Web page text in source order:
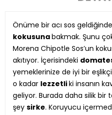
Önüme bir acı sos
kokusunabakmak. Şunu
Morena Chipotle Sos’un
akıtıyor. İçerisindeki
yemeklerinize de iyi bir
o kadar lezzetliki insanın
geliyor. Burada daha silik
şey sirke. Koruyucu